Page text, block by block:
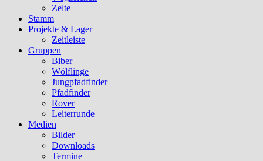
Zelte
Stamm
Projekte & Lager
Zeitleiste
Gruppen
Biber
Wölflinge
Jungpfadfinder
Pfadfinder
Rover
Leiterrunde
Medien
Bilder
Downloads
Termine